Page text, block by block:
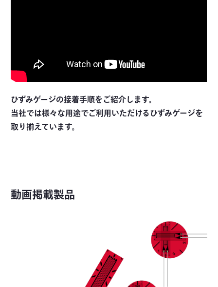
ひずみゲージの接着手順をご紹介します。
当社では様々な用途でご利用いただけるひずみゲージを
取り揃えています。
動画掲載製品